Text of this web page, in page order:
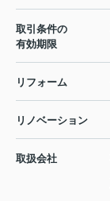
取引条件の
有効期限
リフォーム
リノベーション
取扱会社